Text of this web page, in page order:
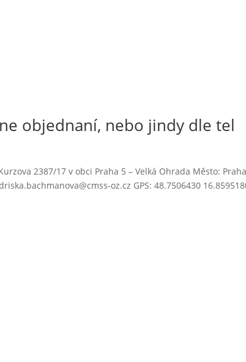
objednaní, nebo jindy dle tel
2387/17 v obci Praha 5 – Velká Ohrada Město:
oz.cz GPS: 48.7506430